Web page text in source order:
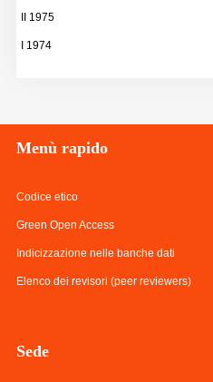
II 1975
I 1974
Menù rapido
Codice etico
Green Open Access
Indicizzazione nelle banche dati
Elenco dei revisori (peer reviewers)
Sede